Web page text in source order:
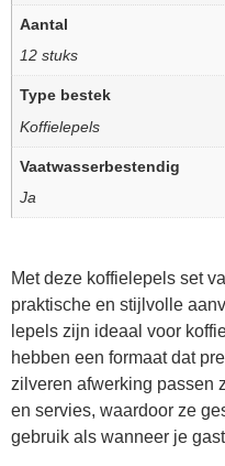
Aantal
12 stuks
Type bestek
Koffielepels
Vaatwasserbestendig
Ja
Met deze koffielepels set
praktische en stijlvolle
lepels zijn ideaal voor
hebben een formaat dat
zilveren afwerking passen
en servies, waardoor ze
gebruik als wanneer je